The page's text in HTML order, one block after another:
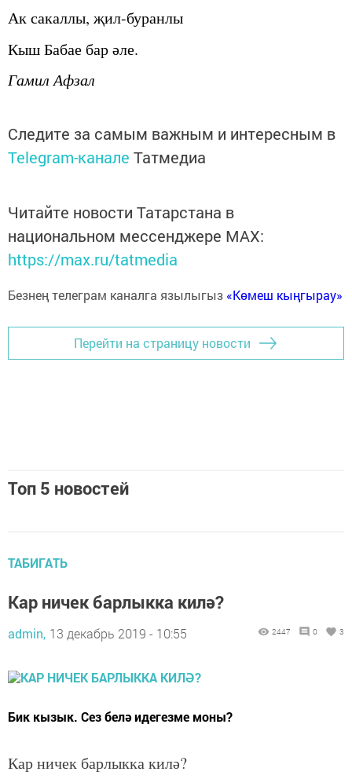
Аксакаллы, җил-буранлы
КышБабае барәле.
Гамил Афзал
Следите за самым важным и интересным в
Telegram-канале Татмедиа
Читайте новости Татарстана в
национальном мессенджере MАХ:
https://max.ru/tatmedia
Безнең телеграм каналга язылыгыз «Көмеш кыңгырау»
Перейти на страницу новости
Топ 5 новостей
ТАБИГАТЬ
Кар ничек барлыкка килә?
admin, 13 декабрь 2019 - 10:55 2447 0 3
Бик кызык. Сез белә идегезме моны?
Кар ничек барлыкка килә?